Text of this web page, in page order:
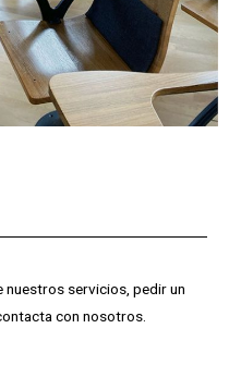
servicios, pedir un
con nosotros.